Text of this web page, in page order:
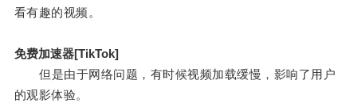
看有趣的视频。
免费加速器[TikTok]
但是由于网络问题，有时候视频加载缓慢，影响了用户
的观影体验。